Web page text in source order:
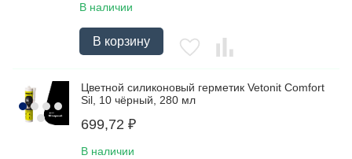
В наличии
В корзину
Цветной силиконовый герметик Vetonit Comfort
Sil, 10 чёрный, 280 мл
699,72 ₽
В наличии